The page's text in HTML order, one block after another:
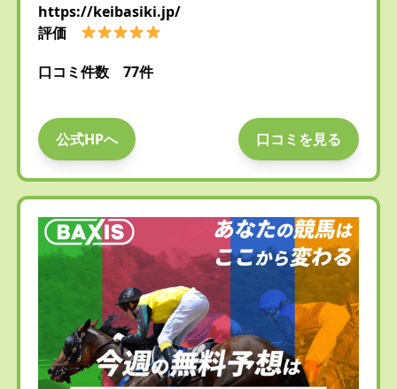
https://keibasiki.jp/
評価
口コミ件数 77件
公式HPへ 口コミを見る